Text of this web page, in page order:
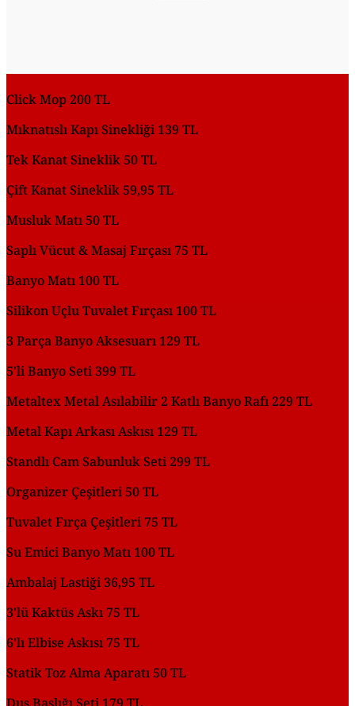
Click Mop 200 TL
Mıknatıslı Kapı Sinekliği 139 TL
Tek Kanat Sineklik 50 TL
Çift Kanat Sineklik 59,95 TL
Musluk Matı 50 TL
Saplı Vücut & Masaj Fırçası 75 TL
Banyo Matı 100 TL
Silikon Uçlu Tuvalet Fırçası 100 TL
3 Parça Banyo Aksesuarı 129 TL
5'li Banyo Seti 399 TL
Metaltex Metal Asılabilir 2 Katlı Banyo Rafı 229 TL
Metal Kapı Arkası Askısı 129 TL
Standlı Cam Sabunluk Seti 299 TL
Organizer Çeşitleri 50 TL
Tuvalet Fırça Çeşitleri 75 TL
Su Emici Banyo Matı 100 TL
Ambalaj Lastiği 36,95 TL
3'lü Kaktüs Askı 75 TL
6'lı Elbise Askısı 75 TL
Statik Toz Alma Aparatı 50 TL